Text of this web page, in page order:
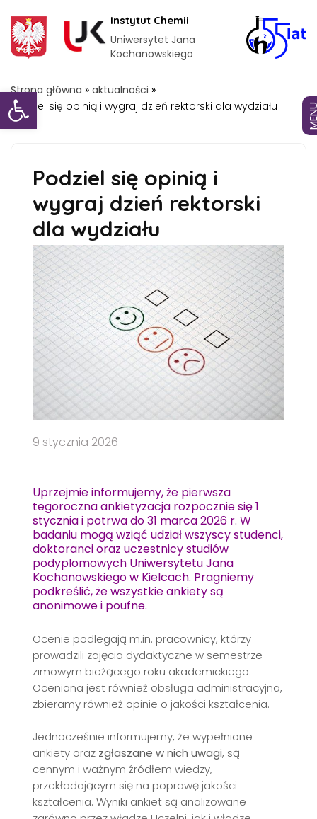
Otwórz pasek narzędzi
Instytut Chemii
Uniwersytet Jana
Kochanowskiego
Strona główna » aktualności »
Podziel się opinią i wygraj dzień rektorski dla wydziału
Podziel się opinią i
wygraj dzień rektorski
dla wydziału
9 stycznia 2026
Uprzejmie informujemy, że pierwsza
tegoroczna ankietyzacja rozpocznie się 1
stycznia i potrwa do 31 marca 2026 r. W
badaniu mogą wziąć udział wszyscy studenci,
doktoranci oraz uczestnicy studiów
podyplomowych Uniwersytetu Jana
Kochanowskiego w Kielcach. Pragniemy
podkreślić, że wszystkie ankiety są
anonimowe i poufne.
Ocenie podlegają m.in. pracownicy, którzy
prowadzili zajęcia dydaktyczne w semestrze
zimowym bieżącego roku akademickiego.
Oceniana jest również obsługa administracyjna,
zbieramy również opinie o jakości kształcenia.
Jednocześnie informujemy, że wypełnione
ankiety oraz zgłaszane w nich uwagi, są
cennym i ważnym źródłem wiedzy,
przekładającym się na poprawę jakości
kształcenia. Wyniki ankiet są analizowane